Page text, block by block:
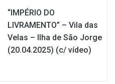
“IMPÉRIO DO
LIVRAMENTO” – Vila das
Velas – Ilha de São Jorge
(20.04.2025) (c/ vídeo)